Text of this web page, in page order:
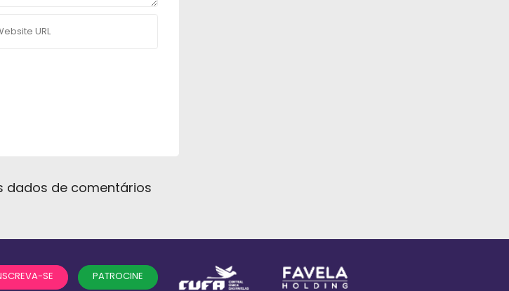
dados de comentários
SE PATROCINE